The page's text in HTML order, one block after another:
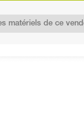
matériels de ce